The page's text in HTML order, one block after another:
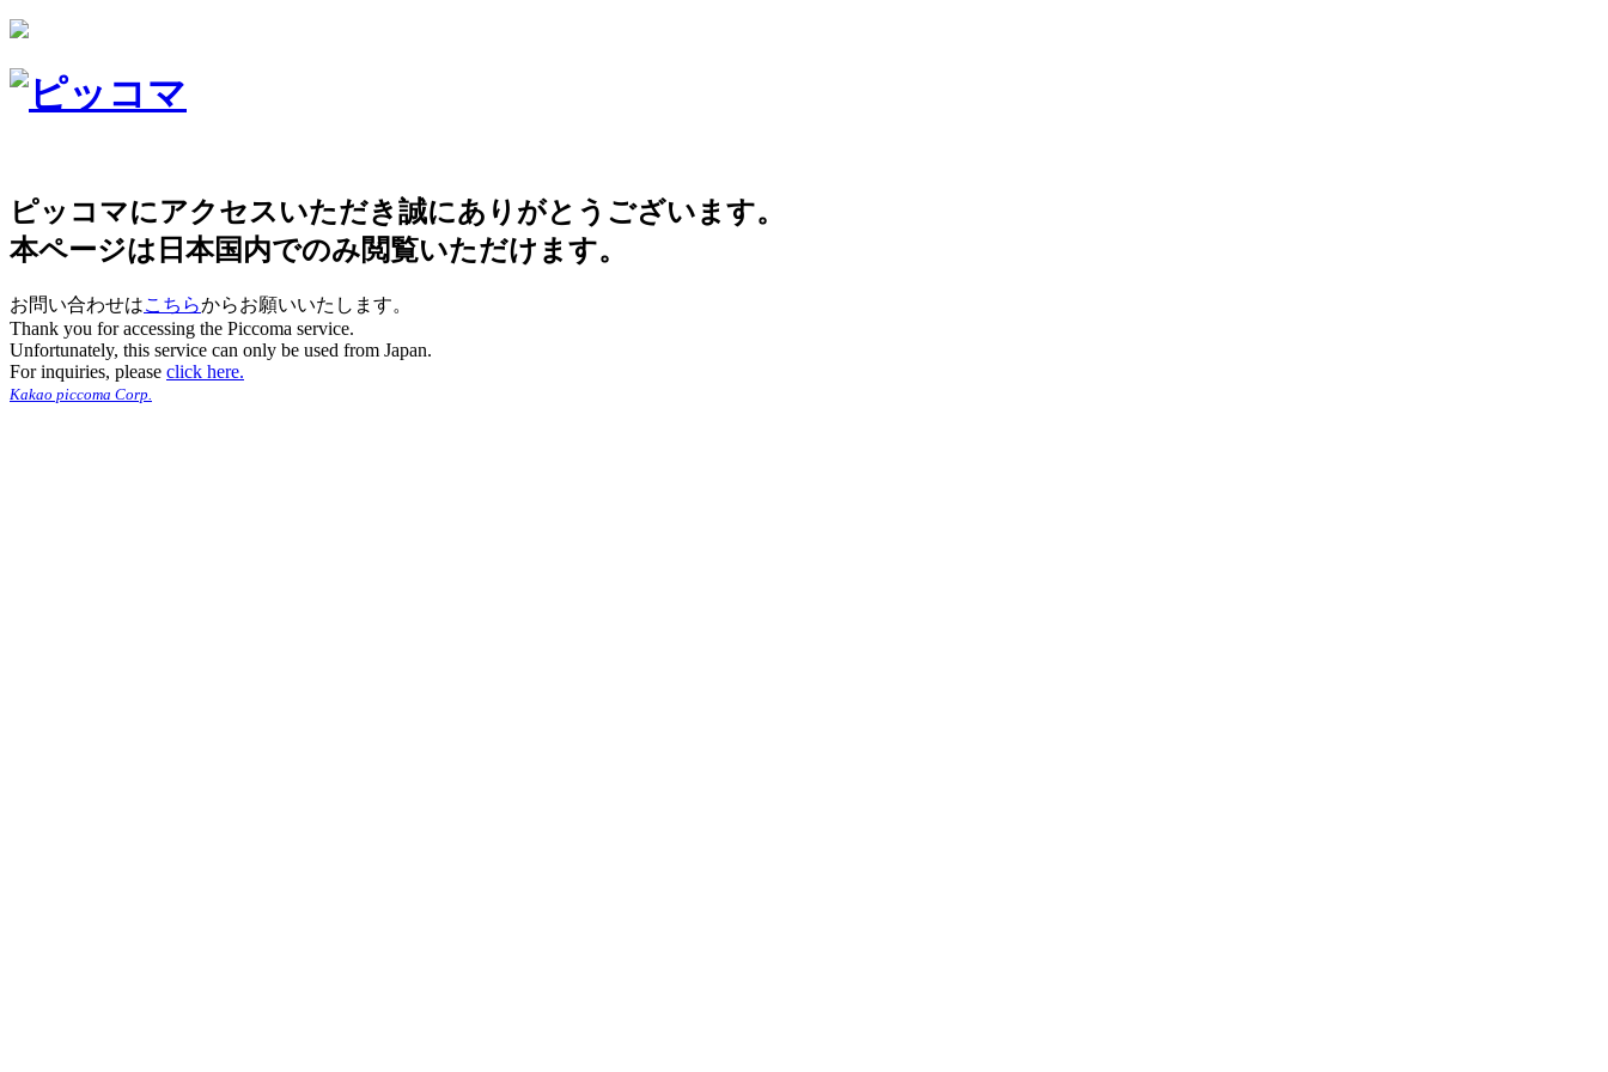
ピッコマにアクセスいただき誠にありがとうございます。
本ページは日本国内でのみ閲覧いただけます。
お問い合わせはこちらからお願いいたします。
Thank you for accessing the Piccoma service.
Unfortunately, this service can only be used from Japan.
For inquiries, please click here.
Kakao piccoma Corp.